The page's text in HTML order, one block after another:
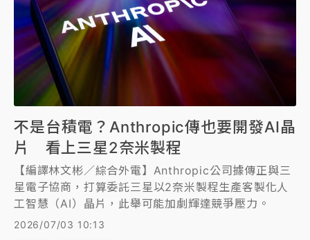
不是台積電？Anthropic傳也要開發AI晶
片 看上三星2奈米製程
【編譯林文彬／綜合外電】Anthropic公司據傳正與三
星電子協商，打算委託三星以2奈米製程生產客製化人
工智慧（AI）晶片，此舉可能加劇輝達競爭壓力。
2026/07/03 10:13